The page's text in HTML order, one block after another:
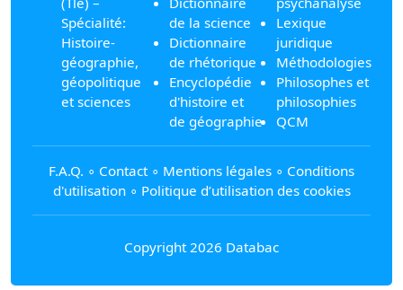
Spécialité:
Histoire-
géographie,
géopolitique
et sciences
de la science
Dictionnaire
de rhétorique
Encyclopédie
d'histoire et
de géographie
Lexique
juridique
Méthodologies
Philosophes et
philosophies
QCM
F.A.Q. ∘ Contact ∘ Mentions légales ∘ Conditions
d'utilisation∘ Politique d’utilisation des cookies
Copyright 2026 Databac